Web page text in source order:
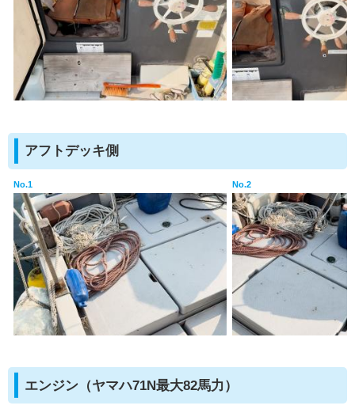
アフトデッキ側
No.1 No.2
エンジン（ヤマハ71N最大82馬力）